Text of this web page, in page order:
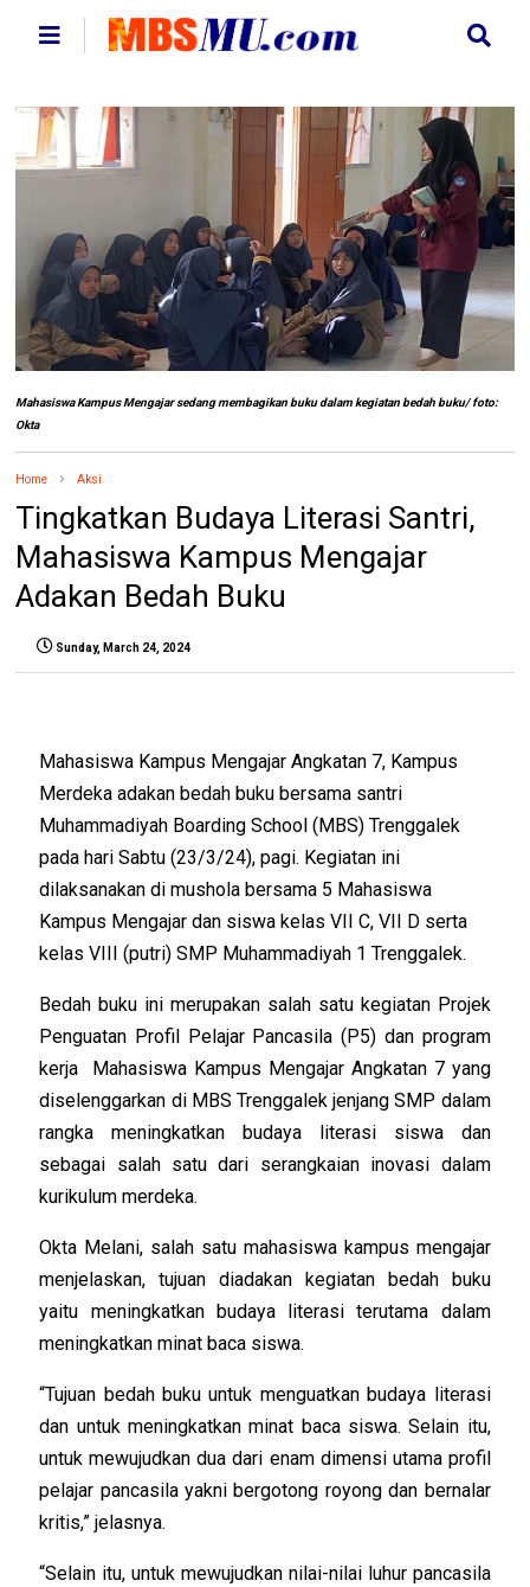
Mahasiswa Kampus Mengajar sedang membagikan buku dalam kegiatan bedah buku/ foto:
Okta
Home Aksi
Tingkatkan Budaya Literasi Santri,
Mahasiswa Kampus Mengajar
Adakan Bedah Buku
Sunday, March 24, 2024
Mahasiswa Kampus Mengajar Angkatan 7, Kampus
Merdeka adakan bedah buku bersama santri
Muhammadiyah Boarding School (MBS) Trenggalek
pada hari Sabtu (23/3/24), pagi. Kegiatan ini
dilaksanakan di mushola bersama 5 Mahasiswa
Kampus Mengajar dan siswa kelas VII C, VII D serta
kelas VIII (putri) SMP Muhammadiyah 1 Trenggalek.
Bedah buku ini merupakan salah satu kegiatan Projek
Penguatan Profil Pelajar Pancasila (P5) dan program
kerja
Mahasiswa Kampus Mengajar Angkatan 7 yang
diselenggarkan di MBS Trenggalek jenjang SMP dalam
rangka meningkatkan budaya literasi siswa dan
sebagai salah satu dari serangkaian inovasi dalam
kurikulum merdeka.
Okta Melani, salah satu mahasiswa kampus mengajar
menjelaskan, tujuan diadakan kegiatan bedah buku
yaitu meningkatkan budaya literasi terutama dalam
meningkatkan minat baca siswa.
“Tujuan bedah buku untuk menguatkan budaya literasi
dan untuk meningkatkan minat baca siswa. Selain itu,
untuk mewujudkan dua dari enam dimensi utama profil
pelajar pancasila yakni bergotong royong dan bernalar
kritis,” jelasnya.
“Selain itu, untuk mewujudkan nilai-nilai luhur pancasila